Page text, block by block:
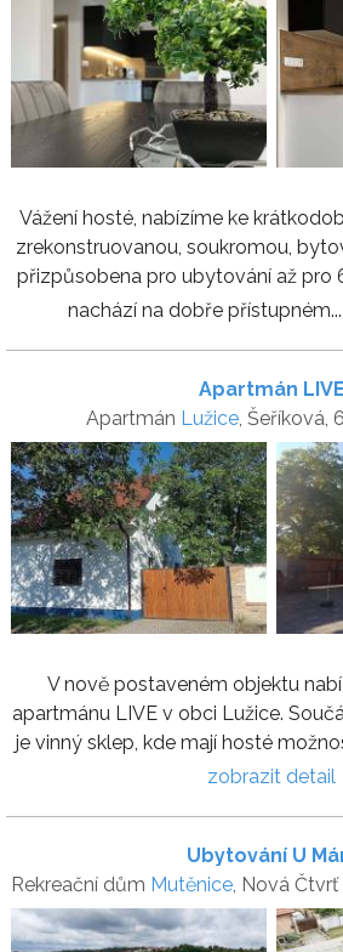
Vážení hosté, nabízíme ke
zrekonstruovanou, soukromou,
přizpůsobena pro ubytování až pro
nachází na dobře přístupném...
Apartmán LIVE
Apartmán Lužice, Šeříková,
V nově postaveném objektu
apartmánu LIVE v obci Lužice.
je vinný sklep, kde mají hosté
zobrazit detail
Ubytování U
Rekreační dům Mutěnice, Nová Čtvrť